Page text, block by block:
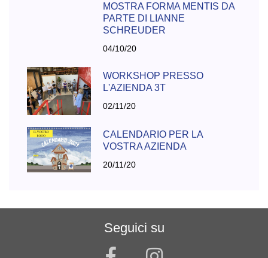
MOSTRA FORMA MENTIS DA
PARTE DI LIANNE
SCHREUDER
04/10/20
WORKSHOP PRESSO
L'AZIENDA 3T
02/11/20
CALENDARIO PER LA
VOSTRA AZIENDA
20/11/20
Seguici su